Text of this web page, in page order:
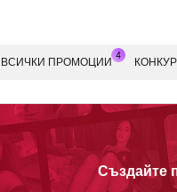
ВСИЧКИ ПРОМОЦИИ
Създайте